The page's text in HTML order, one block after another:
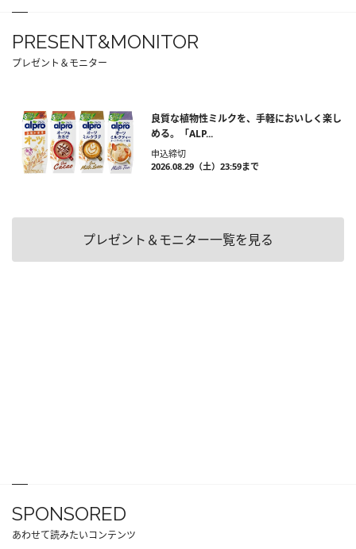
PRESENT&MONITOR
プレゼント＆モニター
良質な植物性ミルクを、手軽においしく楽し
める。「ALP...
申込締切
2026.08.29（土）23:59まで
プレゼント＆モニター一覧を見る
SPONSORED
あわせて読みたいコンテンツ